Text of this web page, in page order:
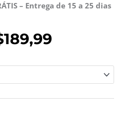
– Entrega de 15 a 25 dias
189,99
atual
R$189,99.